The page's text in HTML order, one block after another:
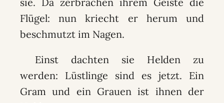
Flügel: nun kriecht er herum und
beschmutzt im Nagen.
Einst dachten sie Helden zu
werden: Lüstlinge sind es jetzt. Ein
Gram und ein Grauen ist ihnen der